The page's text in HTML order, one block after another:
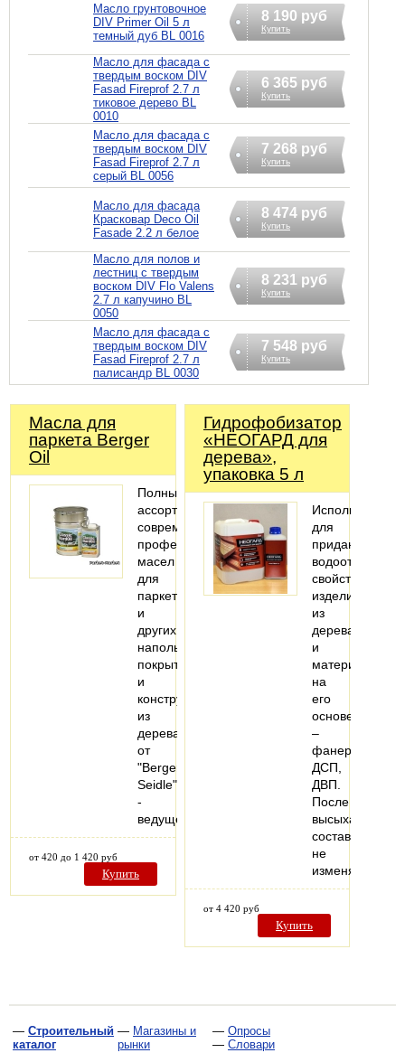
Масло грунтовочное
DIV Primer Oil 5 л
темный дуб BL 0016
8 190 руб
Купить
Масло для фасада с
твердым воском DIV
Fasad Fireprof 2.7 л
тиковое дерево BL
0010
6 365 руб
Купить
Масло для фасада с
твердым воском DIV
Fasad Fireprof 2.7 л
серый BL 0056
7 268 руб
Купить
Масло для фасада
Красковар Deco Oil
Fasade 2.2 л белое
8 474 руб
Купить
Масло для полов и
лестниц с твердым
воском DIV Flo Valens
2.7 л капучино BL
0050
8 231 руб
Купить
Масло для фасада с
твердым воском DIV
Fasad Fireprof 2.7 л
палисандр BL 0030
7 548 руб
Купить
Масла для
паркета Berger
Oil
Полный
ассортимент
современных
профессиональных
масел
для
паркета
и
других
напольных
покрытий
и
конструкций
из
дерева
от
"Berger-
Seidle"
-
ведущего…
от 420 до 1 420 руб
Купить
Гидрофобизатор
«НЕОГАРД для
дерева»,
упаковка 5 л
Используется
для
придания
свойств
изделиям
из
дерева
и
материалам
на
его
основе
–
фанере,
ДСП,
ДВП.
После
высыхания
состав
не
изменяет…
от 4 420 руб
Купить
— Строительный
каталог
— Магазины и
рынки
— Опросы
— Словари